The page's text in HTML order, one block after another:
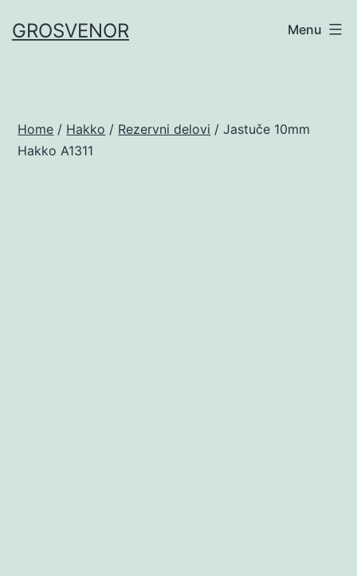
toGROSVENOR Menu
Home / Hakko / Rezervni delovi / Jastuče 10mm
Hakko A1311